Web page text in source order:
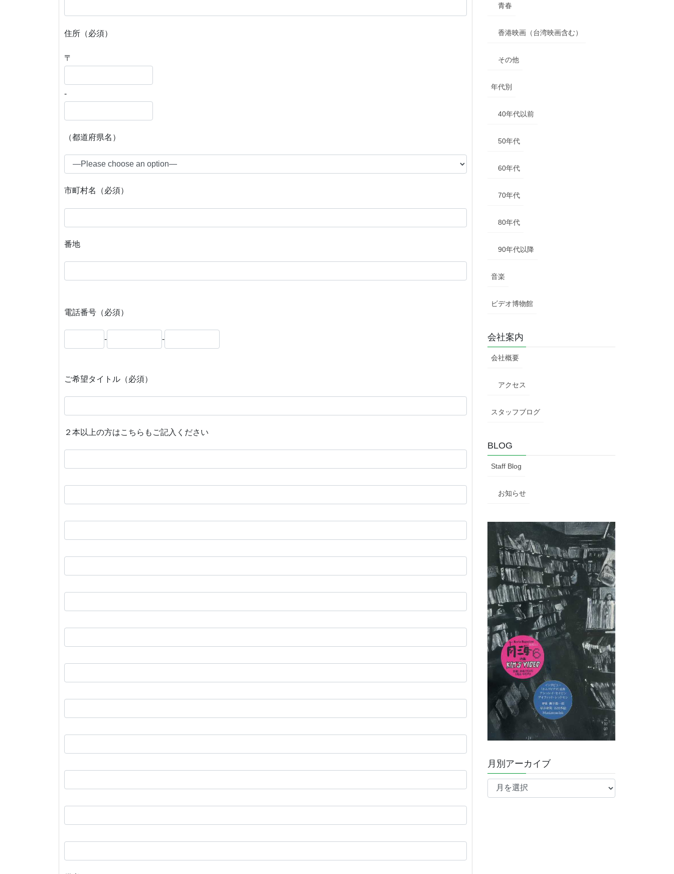
住所（必須）
〒
-
（都道府県名）
市町村名（必須）
番地
電話番号（必須）
- -
ご希望タイトル（必須）
２本以上の方はこちらもご記入ください
青春
香港映画（台湾映画含む）
その他
年代別
40年代以前
50年代
60年代
70年代
80年代
90年代以降
音楽
ビデオ博物館
会社案内
会社概要
アクセス
スタッフブログ
BLOG
Staff Blog
お知らせ
月別アーカイブ
月